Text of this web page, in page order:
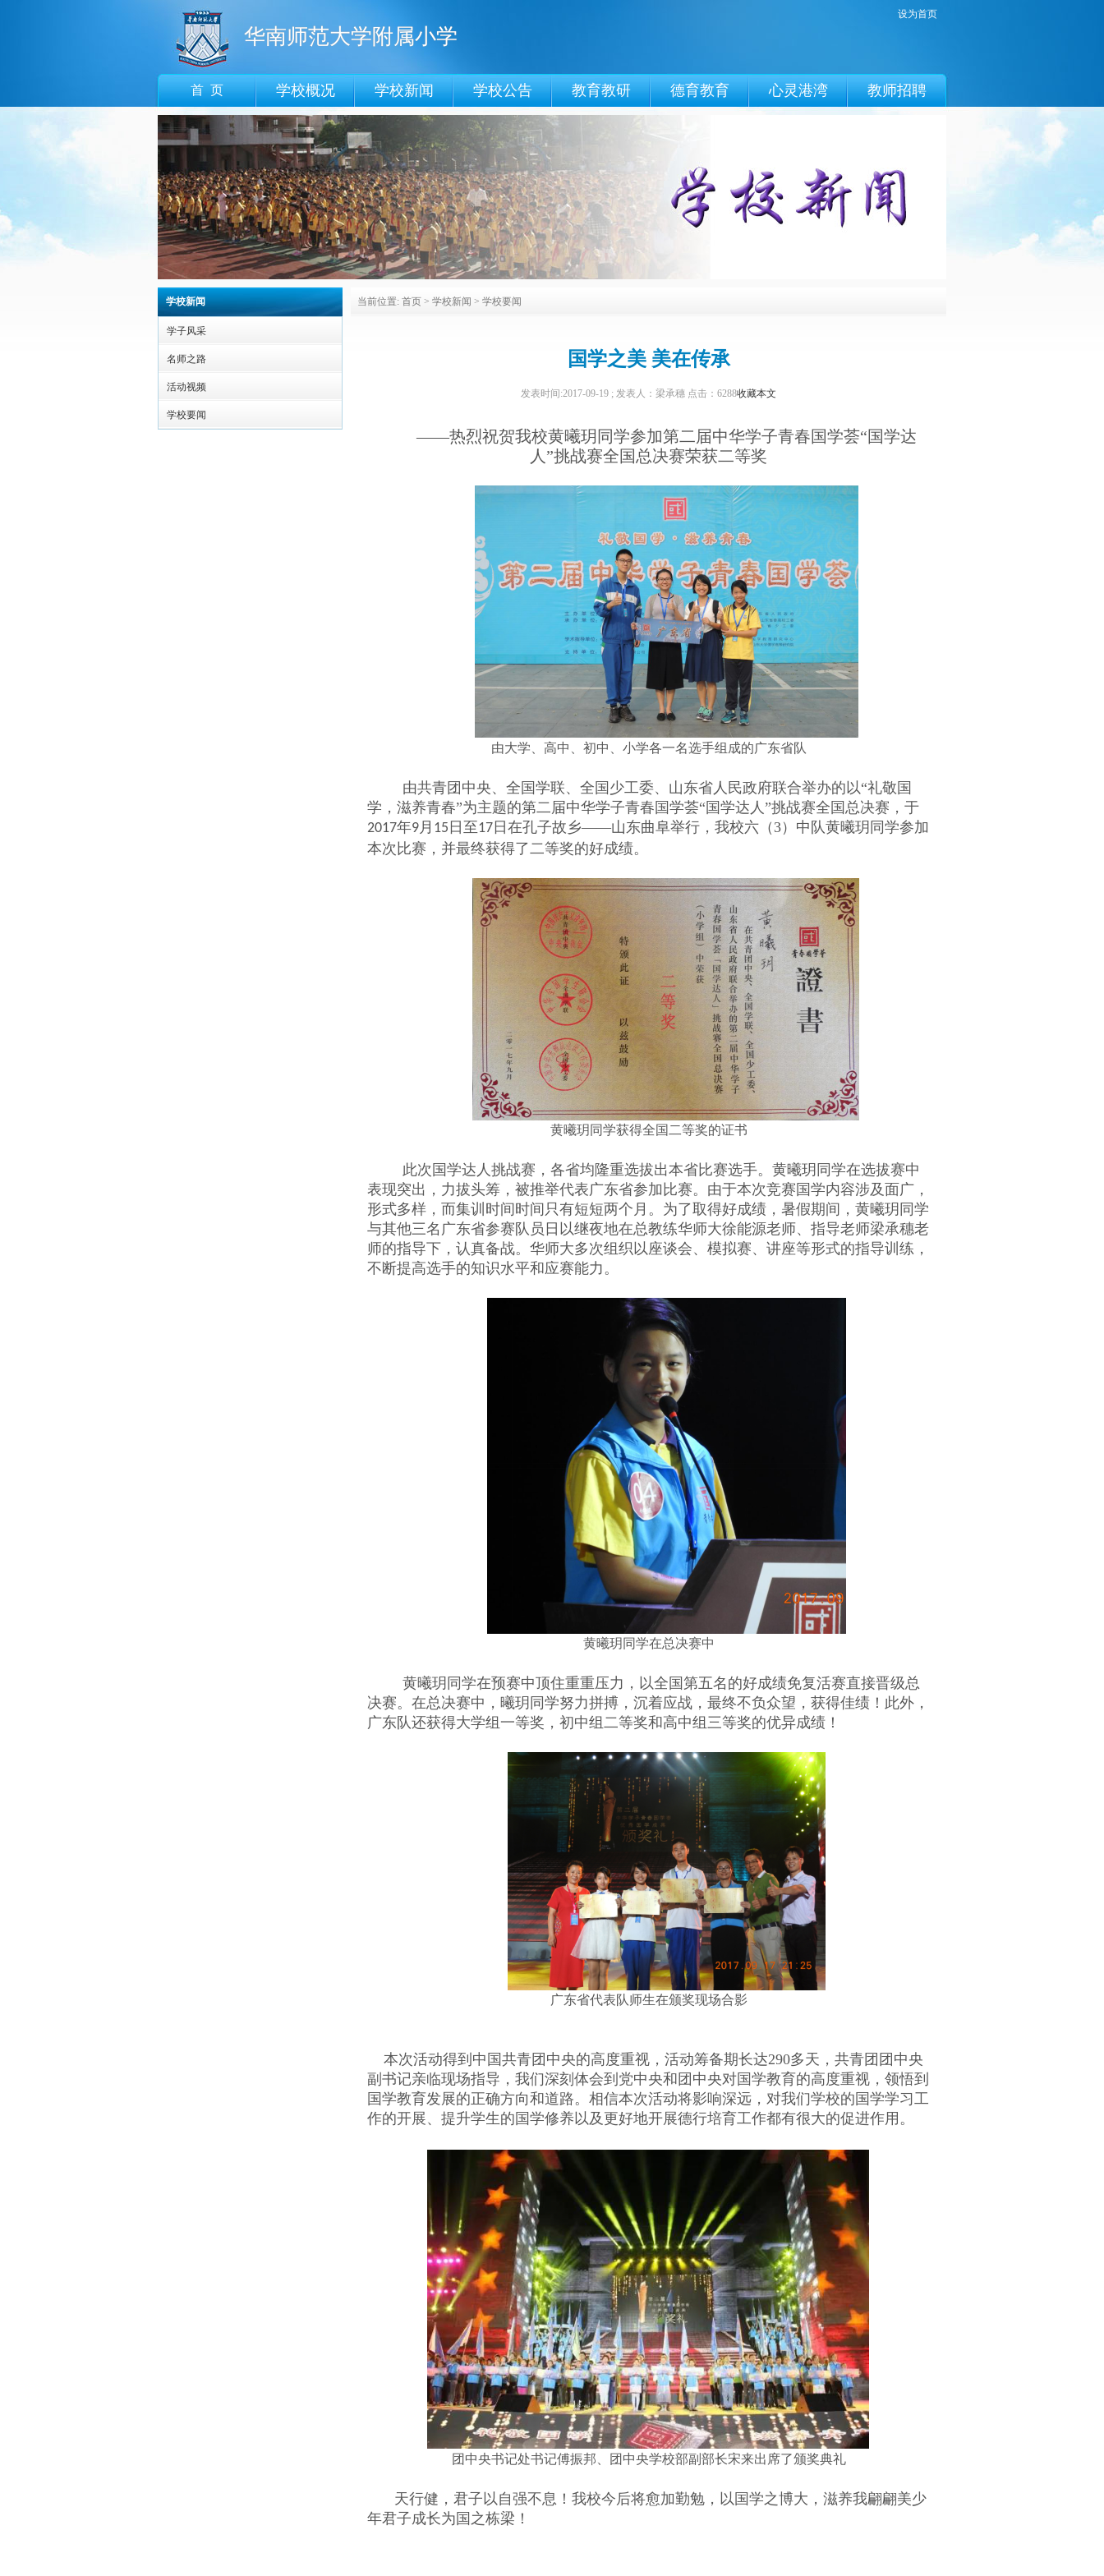
华南师范大学附属小学
设为首页
首 页 学校概况 学校新闻 学校公告 教育教研 德育教育 心灵港湾 教师招聘
学校新闻
学子风采
名师之路
活动视频
学校要闻
当前位置: 首页 > 学校新闻 > 学校要闻
国学之美 美在传承
发表时间:2017-09-19 ; 发表人：梁承穗 点击： 6288收藏本文
——热烈祝贺我校黄曦玥同学参加第二届中华学子青春国学荟“国学达
人”挑战赛全国总决赛荣获二等奖
由大学、高中、初中、小学各一名选手组成的广东省队
由共青团中央、全国学联、全国少工委、山东省人民政府联合举办的以“礼敬国
学，滋养青春”为主题的第二届中华学子青春国学荟“国学达人”挑战赛全国总决赛，于
2017年9月 15 日至17 日在孔子故乡——山东曲阜举行，我校六（ 3） 中队黄曦玥同学参加
本次比赛，并最终获得了二等奖的好成绩。
黄曦玥同学获得全国二等奖的证书
此次国学达人挑战赛，各省均隆重选拔出本省比赛选手。黄曦玥同学在选拔赛中
表现突出，力拔头筹，被推举代表广东省参加比赛。由于本次竞赛国学内容涉及面广，
形式多样，而集训时间时间只有短短两个月。为了取得好成绩，暑假期间，黄曦玥同学
与其他三名广东省参赛队员日以继夜地在总教练华师大徐能源老师、指导老师梁承穗老
师的指导下，认真备战。华师大多次组织以座谈会、模拟赛、讲座等形式的指导训练，
不断提高选手的知识水平和应赛能力。
黄曦玥同学在总决赛中
黄曦玥同学在预赛中顶住重重压力，以全国第五名的好成绩免复活赛直接晋级总
决赛。在总决赛中，曦玥同学努力拼搏，沉着应战，最终不负众望，获得佳绩！此外，
广东队还获得大学组一等奖，初中组二等奖和高中组三等奖的优异成绩！
广东省代表队师生在颁奖现场合影
本次活动得到 中国共青团中央的高度重视，活动筹备期长达290多天，共青团团中央
副书记亲临现场指导，我们深刻体会到党中央和团中央对国学教育的高度重视，领悟到
国学教育发展的正确方向和道路。相信本次活动将影响深远，对我们学校的国学学习工
作的开展、提升学生的国学修养以及更好地开展德行培育工作都有很大的促进作用。
团中央书记处书记傅振邦、团中央学校部副部长宋来出席了颁奖典礼
天行健，君子以自强不息！我校今后将愈加勤勉，以国学之博大，滋养我翩翩美少
年君子成长为国之栋梁！